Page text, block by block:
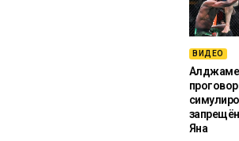
ВИДЕО
Яна